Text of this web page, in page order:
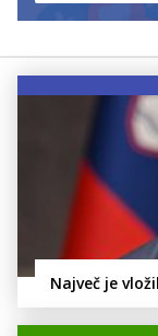
Največ je